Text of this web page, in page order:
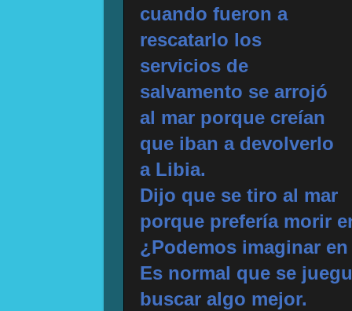
cuando fueron a
rescatarlo los
servicios de
salvamento se arrojó
al mar porque creían
que iban a devolverlo
a Libia.
Dijo que se tiro al mar
porque prefería morir
¿Podemos imaginar
Es normal que se
buscar algo mejor.